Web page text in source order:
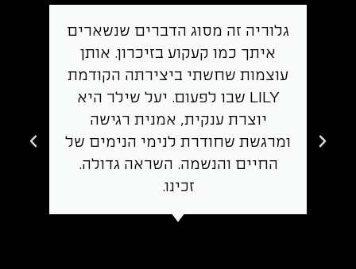
גלוריה זה מסוג הדברים שנשארים
איתך כמו קעקוע בזיכרון. אותן
עוצמות שחשתי ביצירתה הקודמת
LILY שבו לפעום. יעל שילר היא
יוצרת ענקית, אמנית רגישה
ומרגשת שחודרת לנימי הנימים של
החיים והנשמה. השראה גדולה.
זכינו.